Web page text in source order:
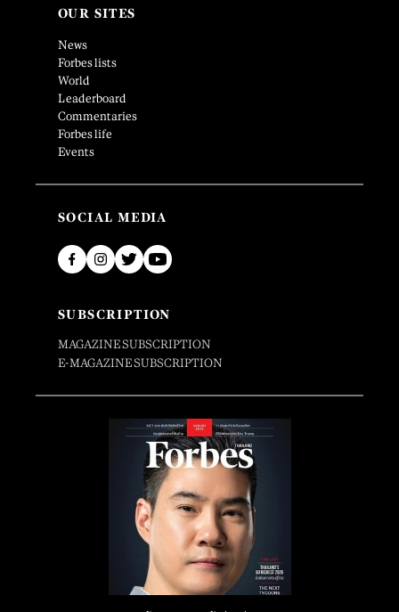
OUR SITES
News
Forbes lists
World
Leaderboard
Commentaries
Forbes life
Events
SOCIAL MEDIA
SUBSCRIPTION
MAGAZINE SUBSCRIPTION
E-MAGAZINE SUBSCRIPTION